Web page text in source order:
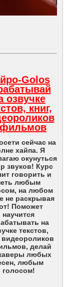
Golos
озвучке
книг,
сейчас на
хайпа. Я
окунуться
звуков! Курс
говорить и
любым
на любом
не раскрывая
Поможет
научится
на
текстов,
видеороликов
делай
любых
любым
голосом!